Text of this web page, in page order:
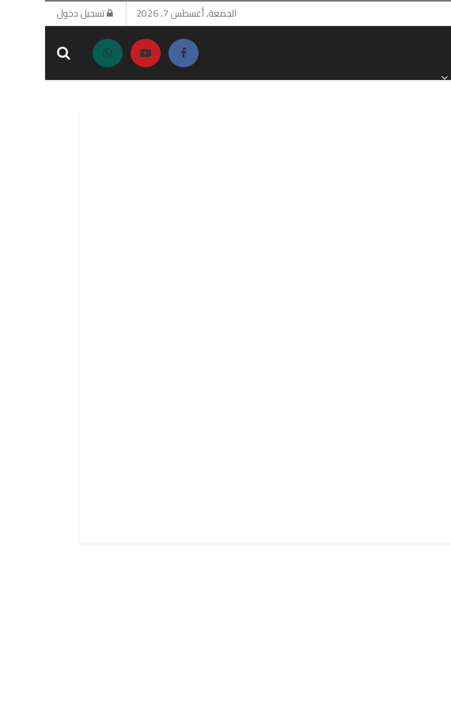
الجمعة, أغسطس 7, 2026 تسجيل دخول